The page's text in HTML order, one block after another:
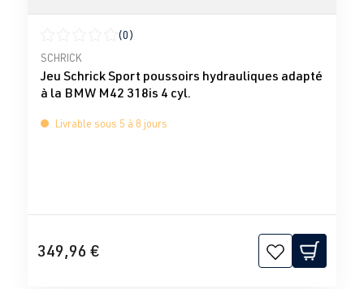
Note moyenne de 0 sur 5 étoiles
(0)
SCHRICK
Jeu Schrick Sport poussoirs hydrauliques adapté
à la BMW M42 318is 4 cyl.
Livrable sous 5 à 8 jours
349,96 €